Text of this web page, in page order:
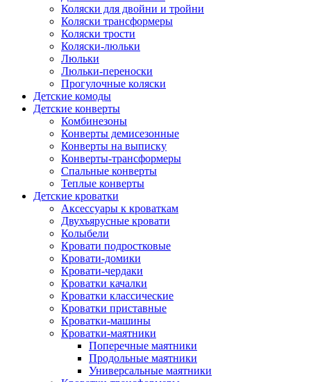
Коляски для двойни и тройни
Коляски трансформеры
Коляски трости
Коляски-люльки
Люльки
Люльки-переноски
Прогулочные коляски
Детские комоды
Детские конверты
Комбинезоны
Конверты демисезонные
Конверты на выписку
Конверты-трансформеры
Спальные конверты
Теплые конверты
Детские кроватки
Аксессуары к кроваткам
Двухъярусные кровати
Колыбели
Кровати подростковые
Кровати-домики
Кровати-чердаки
Кроватки качалки
Кроватки классические
Кроватки приставные
Кроватки-машины
Кроватки-маятники
Поперечные маятники
Продольные маятники
Универсальные маятники